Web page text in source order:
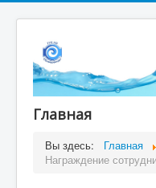
Главная
Вы здесь:
Главная
Награждение